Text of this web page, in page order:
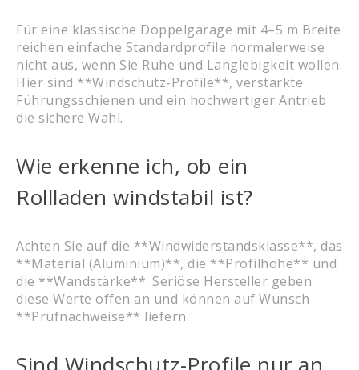
Für eine klassische Doppelgarage mit 4–5 m Breite
reichen einfache Standardprofile normalerweise
nicht aus, wenn Sie Ruhe und Langlebigkeit wollen.
Hier sind **Windschutz-Profile**, verstärkte
Führungsschienen und ein hochwertiger Antrieb
die sichere Wahl.
Wie erkenne ich, ob ein
Rollladen windstabil ist?
Achten Sie auf die **Windwiderstandsklasse**, das
**Material (Aluminium)**, die **Profilhöhe** und
die **Wandstärke**. Seriöse Hersteller geben
diese Werte offen an und können auf Wunsch
**Prüfnachweise** liefern.